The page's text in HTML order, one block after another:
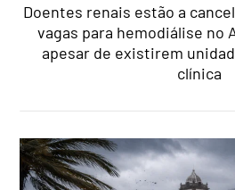
Doentes renais estão a
vagas para hemodiálise no
apesar de existirem
clínica